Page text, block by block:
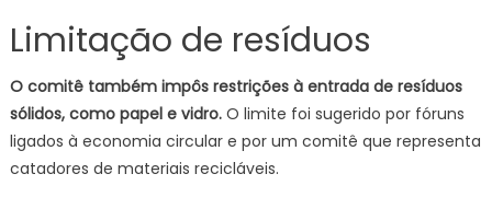
Limitação de resíduos
O comitê também impôs restrições à entrada de resíduos
sólidos, como papel e vidro.O limite foi sugerido por fóruns
ligados à economia circular e por um comitê que representa
catadores de materiais recicláveis.